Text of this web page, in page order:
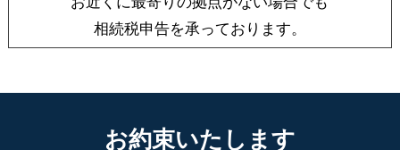
相続税申告を承っております。
お約束いたします